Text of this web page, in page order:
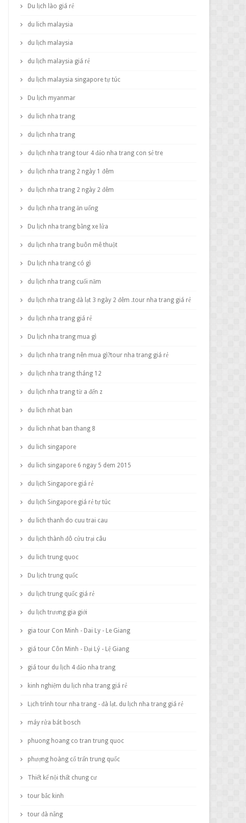
Du lịch lào giá rẻ
du lich malaysia
du lịch malaysia
du lịch malaysia giá rẻ
du lịch malaysia singapore tự túc
Du lịch myanmar
du lich nha trang
du lịch nha trang
du lịch nha trang tour 4 đảo nha trang con sẻ tre
du lịch nha trang 2 ngày 1 đêm
du lịch nha trang 2 ngày 2 đêm
du lịch nha trang ăn uống
Du lịch nha trang bằng xe lửa
du lịch nha trang buôn mê thuột
Du lịch nha trang có gì
du lịch nha trang cuối năm
du lịch nha trang đà lạt 3 ngày 2 đêm .tour nha trang giá rẻ
du lịch nha trang giá rẻ
Du lịch nha trang mua gì
du lịch nha trang nên mua gì?tour nha trang giá rẻ
du lịch nha trang tháng 12
du lịch nha trang từ a đến z
du lich nhat ban
du lich nhat ban thang 8
du lich singapore
du lich singapore 6 ngay 5 dem 2015
du lịch Singapore giá rẻ
du lịch Singapore giá rẻ tự túc
du lich thanh do cuu trai cau
du lịch thành đô cửu trại câu
du lich trung quoc
Du lịch trung quốc
du lịch trung quốc giá rẻ
du lịch trương gia giới
gia tour Con Minh - Dai Ly - Le Giang
giá tour Côn Minh - Đại Lý - Lệ Giang
giá tour du lịch 4 đảo nha trang
kinh nghiệm du lịch nha trang giá rẻ
Lịch trình tour nha trang - đà lạt. du lịch nha trang giá rẻ
máy rửa bát bosch
phuong hoang co tran trung quoc
phượng hoàng cổ trấn trung quốc
Thiết kế nội thất chung cư
tour bắc kinh
tour đà nẵng